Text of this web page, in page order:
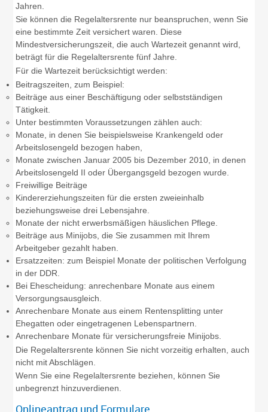
Jahren.
Sie können die Regelaltersrente nur beanspruchen, wenn Sie
eine bestimmte Zeit versichert waren. Diese
Mindestversicherungszeit, die auch Wartezeit genannt wird,
beträgt für die Regelaltersrente fünf Jahre.
Für die Wartezeit berücksichtigt werden:
Beitragszeiten, zum Beispiel:
Beiträge aus einer Beschäftigung oder selbstständigen
Tätigkeit.
Unter bestimmten Voraussetzungen zählen auch:
Monate, in denen Sie beispielsweise Krankengeld oder
Arbeitslosengeld bezogen haben,
Monate zwischen Januar 2005 bis Dezember 2010, in denen
Arbeitslosengeld II oder Übergangsgeld bezogen wurde.
Freiwillige Beiträge
Kindererziehungszeiten für die ersten zweieinhalb
beziehungsweise drei Lebensjahre.
Monate der nicht erwerbsmäßigen häuslichen Pflege.
Beiträge aus Minijobs, die Sie zusammen mit Ihrem
Arbeitgeber gezahlt haben.
Ersatzzeiten: zum Beispiel Monate der politischen Verfolgung
in der DDR.
Bei Ehescheidung: anrechenbare Monate aus einem
Versorgungsausgleich.
Anrechenbare Monate aus einem Rentensplitting unter
Ehegatten oder eingetragenen Lebenspartnern.
Anrechenbare Monate für versicherungsfreie Minijobs.
Die Regelaltersrente können Sie nicht vorzeitig erhalten, auch
nicht mit Abschlägen.
Wenn Sie eine Regelaltersrente beziehen, können Sie
unbegrenzt hinzuverdienen.
Onlineantrag und Formulare